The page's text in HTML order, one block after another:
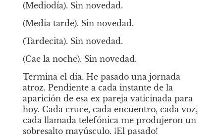
(Mediodía). Sin novedad.
(Media tarde). Sin novedad.
(Tardecita). Sin novedad.
(Cae la noche). Sin novedad.
Termina el día. He pasado una jornada
atroz. Pendiente a cada instante de la
aparición de esa ex pareja vaticinada para
hoy. Cada cruce, cada encuentro, cada voz,
cada llamada telefónica me produjeron un
sobresalto mayúsculo. ¡El pasado!